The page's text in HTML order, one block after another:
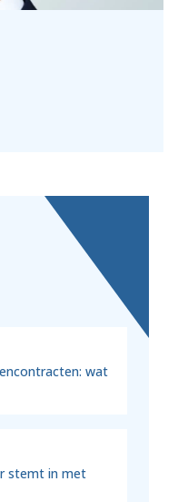
wat
stemt in met